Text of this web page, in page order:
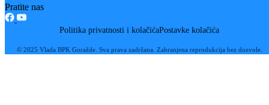
Pratite nas
Politika privatnosti i kolačićaPostavke kolačića
© 2025 Vlada BPK Goražde. Sva prava zadržana. Zabranjena reprodukcija bez dozvole.